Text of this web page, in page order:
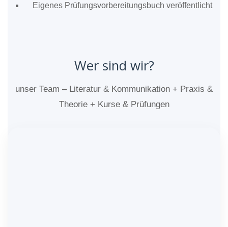
Eigenes Prüfungsvorbereitungsbuch veröffentlicht
Wer sind wir?
unser Team – Literatur & Kommunikation + Praxis &
Theorie + Kurse & Prüfungen